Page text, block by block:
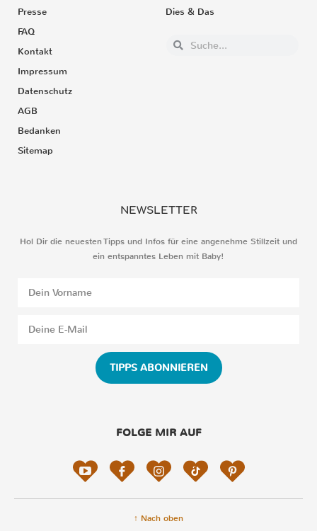
Presse
FAQ
Kontakt
Impressum
Datenschutz
AGB
Bedanken
Sitemap
Dies & Das
NEWSLETTER
Hol Dir die neuesten Tipps und Infos für eine angenehme Stillzeit und
ein entspanntes Leben mit Baby!
TIPPS ABONNIEREN
FOLGE MIR AUF
↑ Nach oben